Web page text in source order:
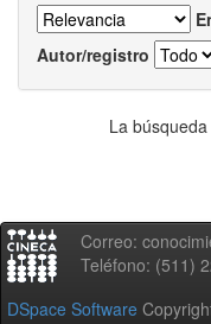
Autor/registro
La
Correo:
Teléfono: (511)
DSpace Software